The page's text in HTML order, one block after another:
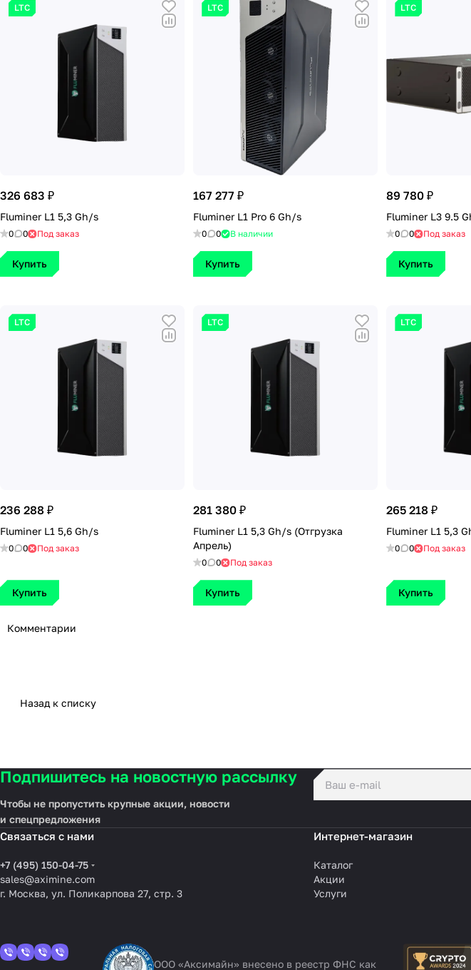
LTC
326 683 ₽
Fluminer L1 5,3 Gh/s
0 0 Под заказ
Купить
LTC
167 277 ₽
Fluminer L1 Pro 6 Gh/s
0 0 В наличии
Купить
LTC
89 780 ₽
Fluminer L3 9.5
0 0 Под заказ
Купить
LTC
236 288 ₽
Fluminer L1 5,6 Gh/s
0 0 Под заказ
Купить
LTC
281 380 ₽
Fluminer L1 5,3 Gh/s (Отгрузка
Апрель)
0 0 Под заказ
Купить
LTC
265 218 ₽
Fluminer L1 5,3
0 0 Под заказ
Купить
Комментарии
Назад к списку
Подпишитесь на новостную рассылку
Чтобы не пропустить крупные акции, новости
и спецпредложения
Связаться с нами
+7 (495) 150-04-75
sales@aximine.com
г. Москва, ул. Поликарпова 27, стр. 3
Интернет-магазин
Каталог
Акции
Услуги
ООО «Аксимайн» внесено в реестр ФНС как